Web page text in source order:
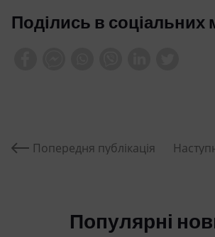
Поділись в соціальних
Попередня публікація
Популярні